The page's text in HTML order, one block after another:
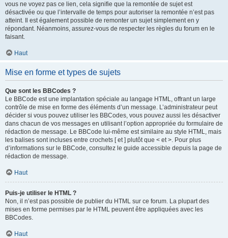
vous ne voyez pas ce lien, cela signifie que la remontée de sujet est
désactivée ou que l’intervalle de temps pour autoriser la remontée n’est pas
atteint. Il est également possible de remonter un sujet simplement en y
répondant. Néanmoins, assurez-vous de respecter les règles du forum en le
faisant.
Haut
Mise en forme et types de sujets
Que sont les BBCodes ?
Le BBCode est une implantation spéciale au langage HTML, offrant un large
contrôle de mise en forme des éléments d’un message. L’administrateur peut
décider si vous pouvez utiliser les BBCodes, vous pouvez aussi les désactiver
dans chacun de vos messages en utilisant l’option appropriée du formulaire de
rédaction de message. Le BBCode lui-même est similaire au style HTML, mais
les balises sont incluses entre crochets [ et ] plutôt que < et >. Pour plus
d’informations sur le BBCode, consultez le guide accessible depuis la page de
rédaction de message.
Haut
Puis-je utiliser le HTML ?
Non, il n’est pas possible de publier du HTML sur ce forum. La plupart des
mises en forme permises par le HTML peuvent être appliquées avec les
BBCodes.
Haut